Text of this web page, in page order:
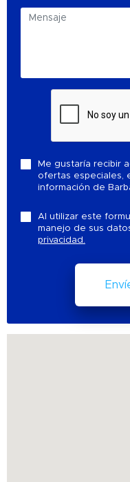
Me gustaría recibir
ofertas especiales,
información de
Al utilizar este
manejo de sus
privacidad.